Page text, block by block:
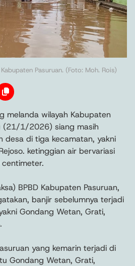
Pasuruan. (Foto: Moh. Rois)
melanda wilayah Kabupaten
(21/1/2026) siang masih
desa di tiga kecamatan, yakni
ketinggian air bervariasi
BPBD Kabupaten Pasuruan,
banjir sebelumnya terjadi
Gondang Wetan, Grati,
yang kemarin terjadi di
Gondang Wetan, Grati,